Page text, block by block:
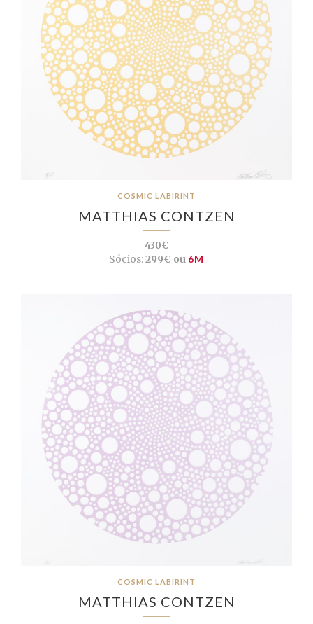
COSMIC LABIRINT
MATTHIAS CONTZEN
430€
Sócios:299€ ou 6M
COSMIC LABIRINT
MATTHIAS CONTZEN